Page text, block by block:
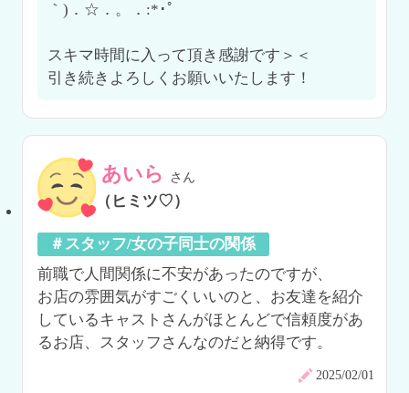
｀)．☆．。．:*･ﾟ
スキマ時間に入って頂き感謝です＞＜
引き続きよろしくお願いいたします！
あいら さん
（ヒミツ♡）
＃スタッフ/女の子同士の関係
前職で人間関係に不安があったのですが、
お店の雰囲気がすごくいいのと、お友達を紹介
しているキャストさんがほとんどで信頼度があ
るお店、スタッフさんなのだと納得です。
2025/02/01